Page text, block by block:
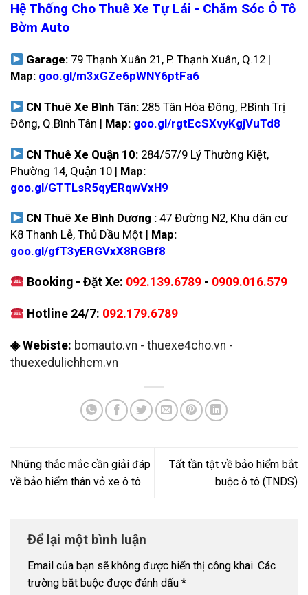
Hệ Thống Cho Thuê Xe Tự Lái - Chăm Sóc Ô Tô
Bờm Auto
Garage: 79 Thạnh Xuân 21, P. Thạnh Xuân, Q.12 |
Map: goo.gl/m3xGZe6pWNY6ptFa6
CN Thuê Xe Bình Tân: 285 Tân Hòa Đông, P.Bình Trị
Đông, Q.Bình Tân | Map: goo.gl/rgtEcSXvyKgjVuTd8
CN Thuê Xe Quận 10: 284/57/9 Lý Thường Kiệt,
Phường 14, Quận 10 | Map:
goo.gl/GTTLsR5qyERqwVxH9
CN Thuê Xe Bình Dương :47 Đường N2, Khu dân cư
K8 Thanh Lễ, Thủ Dầu Một | Map:
goo.gl/gfT3yERGVxX8RGBf8
Booking - Đặt Xe: 092.139.6789 - 0909.016.579
Hotline 24/7: 092.179.6789
◈ Webiste: bomauto.vn - thuexe4cho.vn -
thuexedulichhcm.vn
Những thắc mắc cần giải đáp
về bảo hiểm thân vỏ xe ô tô
Tất tần tật về bảo hiểm bắt
buộc ô tô (TNDS)
Để lại một bình luận
Email của bạn sẽ không được hiển thị công khai. Các
trường bắt buộc được đánh dấu *